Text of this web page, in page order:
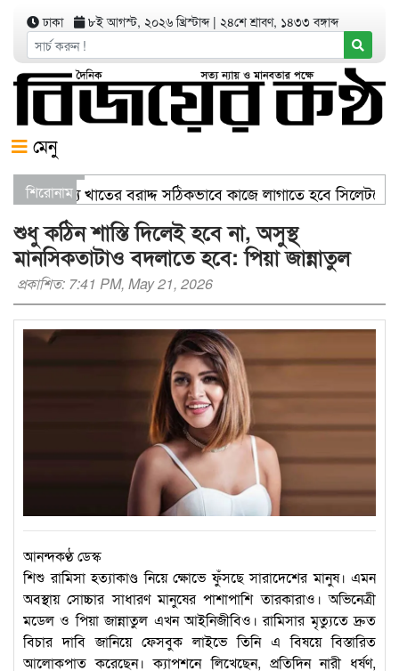
ঢাকা ৮ই আগস্ট, ২০২৬ খ্রিস্টাব্দ| ২৪শে শ্রাবণ, ১৪৩৩ বঙ্গাব্দ
মেনু
শিরোনামস্বাস্থ্য খাতের বরাদ্দ সঠিকভাবে কাজে লাগাতে হবে
যার যেখানে খালি জায়গা আছে, গাছ লাগান — আব্দুল কাইয়ুম
শুধু কঠিন শাস্তি দিলেই হবে না, অসুস্থ
মানসিকতাটাও বদলাতে হবে: পিয়া জান্নাতুল
প্রকাশিত: 7:41 PM, May 21, 2026
আনন্দকণ্ঠ ডেস্ক
শিশু রামিসা হত্যাকাণ্ড নিয়ে ক্ষোভে ফুঁসছে সারাদেশের মানুষ। এমন
অবস্থায় সোচ্চার সাধারণ মানুষের পাশাপাশি তারকারাও। অভিনেত্রী
মডেল ও পিয়া জান্নাতুল এখন আইনিজীবিও। রামিসার মৃত্যুতে দ্রুত
বিচার দাবি জানিয়ে ফেসবুক লাইভে তিনি এ বিষয়ে বিস্তারিত
আলোকপাত করেছেন। ক্যাপশনে লিখেছেন, প্রতিদিন নারী ধর্ষণ,